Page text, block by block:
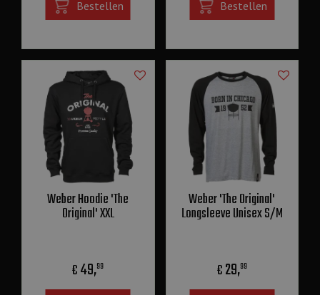
Bestellen Bestellen
Weber Hoodie 'The
Original' XXL
€49,99
Weber 'The Original'
Longsleeve Unisex S/M
€29,99